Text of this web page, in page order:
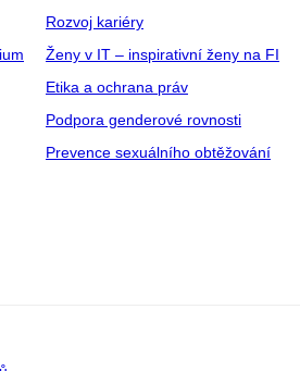
Rozvoj kariéry
Ženy v IT – inspirativní ženy na FI
Etika a ochrana práv
Podpora genderové rovnosti
Prevence sexuálního obtěžování